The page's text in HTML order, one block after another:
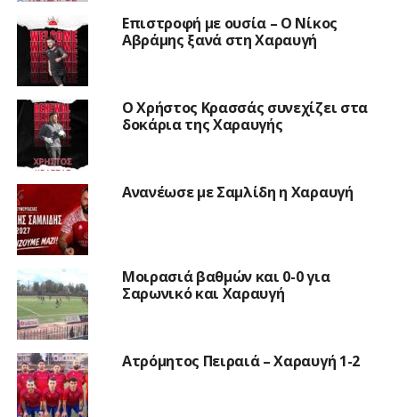
Επιστροφή με ουσία – Ο Νίκος
Αβράμης ξανά στη Χαραυγή
Ο Χρήστος Κρασσάς συνεχίζει στα
δοκάρια της Χαραυγής
Ανανέωσε με Σαμλίδη η Χαραυγή
Μοιρασιά βαθμών και 0-0 για
Σαρωνικό και Χαραυγή
Ατρόμητος Πειραιά – Χαραυγή 1-2